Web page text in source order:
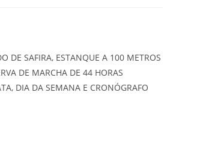
DE SAFIRA, ESTANQUE A 100 METROS
DE MARCHA DE 44 HORAS
DIA DA SEMANA E CRONÓGRAFO